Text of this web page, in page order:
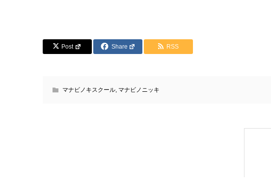
Post Share RSS
マナビノキスクール マナビノニッキ